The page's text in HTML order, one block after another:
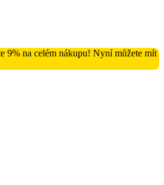
9% na celém nákupu! Nyní můžete mít